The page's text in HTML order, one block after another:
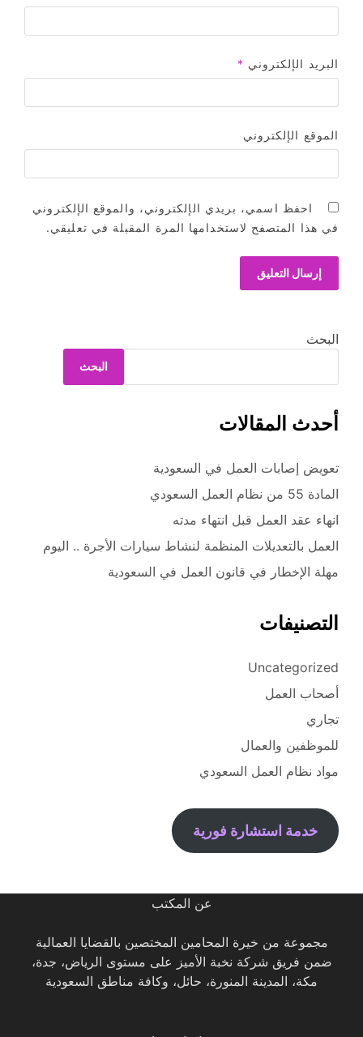
البريد الإلكتروني *
الموقع الإلكتروني
احفظ اسمي، بريدي الإلكتروني، والموقع الإلكتروني
في هذا المتصفح لاستخدامها المرة المقبلة في تعليقي.
البحث
البحث
أحدث المقالات
تعويض إصابات العمل في السعودية
المادة 55 من نظام العمل السعودي
انهاء عقد العمل قبل انتهاء مدته
العمل بالتعديلات المنظمة لنشاط سيارات الأجرة .. اليوم
مهلة الإخطار في قانون العمل في السعودية
التصنيفات
Uncategorized
أصحاب العمل
تجاري
للموظفين والعمال
مواد نظام العمل السعودي
خدمة استشارة فورية
عن المكتب
مجموعة من خيرة المحامين المختصين بالقضايا العمالية
ضمن فريق شركة نخبة الأميز على مستوى الرياض، جدة،
مكة، المدينة المنورة، حائل، وكافة مناطق السعودية